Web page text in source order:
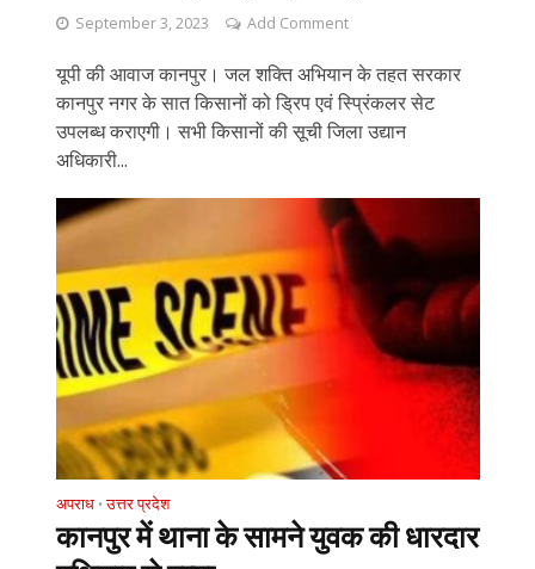
September 3, 2023 Add Comment
यूपी की आवाज कानपुर। जल शक्ति अभियान के तहत सरकार
कानपुर नगर के सात किसानों को ड्रिप एवं स्प्रिंकलर सेट
उपलब्ध कराएगी। सभी किसानों की सूची जिला उद्यान
अधिकारी...
अपराध • उत्तर प्रदेश
कानपुर में थाना के सामने युवक की धारदार